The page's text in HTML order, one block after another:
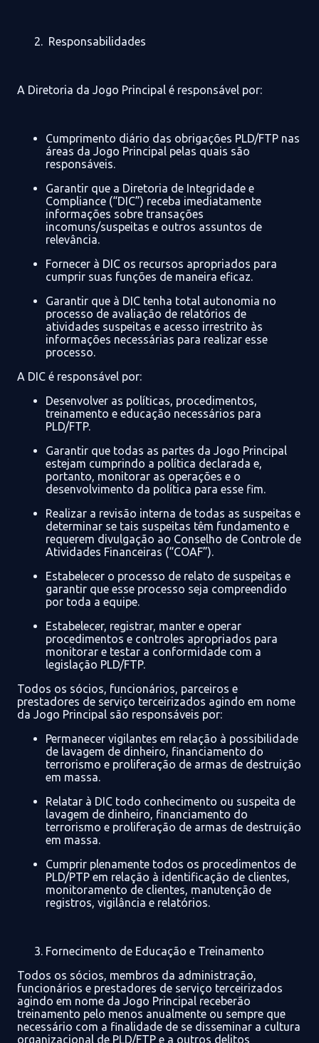
Responsabilidades
A Diretoria da Jogo Principal é responsável por:
Cumprimento diário das obrigações PLD/FTP nas
áreas da Jogo Principal pelas quais são
responsáveis.
Garantir que a Diretoria de Integridade e
Compliance (“DIC”) receba imediatamente
informações sobre transações
incomuns/suspeitas e outros assuntos de
relevância.
Fornecer à DIC os recursos apropriados para
cumprir suas funções de maneira eficaz.
Garantir que à DIC tenha total autonomia no
processo de avaliação de relatórios de
atividades suspeitas e acesso irrestrito às
informações necessárias para realizar esse
processo.
A DIC é responsável por:
Desenvolver as políticas, procedimentos,
treinamento e educação necessários para
PLD/FTP.
Garantir que todas as partes da Jogo Principal
estejam cumprindo a política declarada e,
portanto, monitorar as operações e o
desenvolvimento da política para esse fim.
Realizar a revisão interna de todas as suspeitas e
determinar se tais suspeitas têm fundamento e
requerem divulgação ao Conselho de Controle de
Atividades Financeiras (“COAF”).
Estabelecer o processo de relato de suspeitas e
garantir que esse processo seja compreendido
por toda a equipe.
Estabelecer, registrar, manter e operar
procedimentos e controles apropriados para
monitorar e testar a conformidade com a
legislação PLD/FTP.
Todos os sócios, funcionários, parceiros e
prestadores de serviço terceirizados agindo em nome
da Jogo Principal são responsáveis por:
Permanecer vigilantes em relação à possibilidade
de lavagem de dinheiro, financiamento do
terrorismo e proliferação de armas de destruição
em massa.
Relatar à DIC todo conhecimento ou suspeita de
lavagem de dinheiro, financiamento do
terrorismo e proliferação de armas de destruição
em massa.
Cumprir plenamente todos os procedimentos de
PLD/PTP em relação à identificação de clientes,
monitoramento de clientes, manutenção de
registros, vigilância e relatórios.
Fornecimento de Educação e Treinamento
Todos os sócios, membros da administração,
funcionários e prestadores de serviço terceirizados
agindo em nome da Jogo Principal receberão
treinamento pelo menos anualmente ou sempre que
necessário com a finalidade de se disseminar a cultura
organizacional de PLD/FTP e a outros delitos